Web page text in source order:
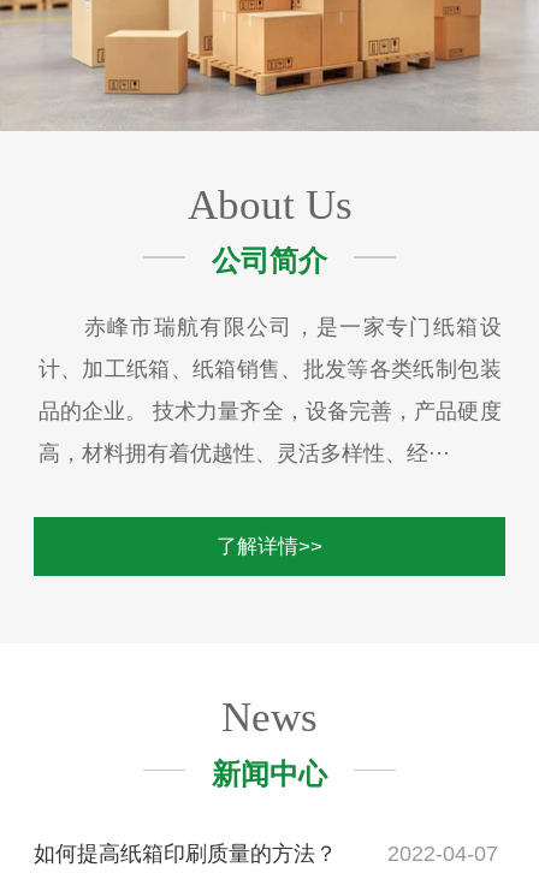
About Us
公司简介
赤峰市瑞航有限公司，是一家专门纸箱设
计、加工纸箱、纸箱销售、批发等各类纸制包装
品的企业。 技术力量齐全，设备完善，产品硬度
高，材料拥有着优越性、灵活多样性、经···
了解详情>>
News
新闻中心
如何提高纸箱印刷质量的方法？ 2022-04-07